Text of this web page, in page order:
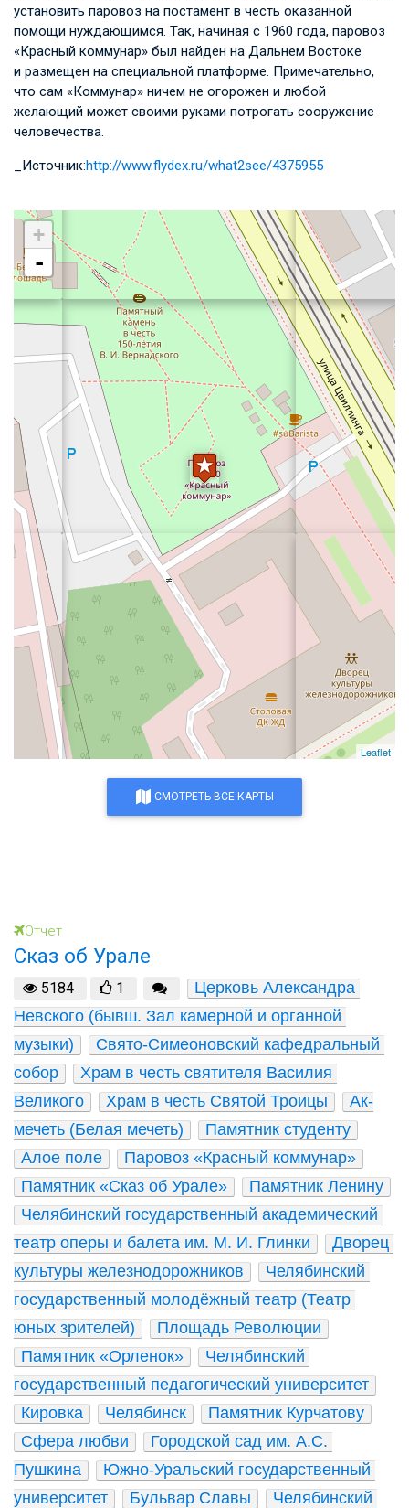
установить паровоз на постамент в честь оказанной
помощи нуждающимся. Так, начиная с 1960 года, паровоз
«Красный коммунар» был найден на Дальнем Востоке
и размещен на специальной платформе. Примечательно,
что сам «Коммунар» ничем не огорожен и любой
желающий может своими руками потрогать сооружение
человечества.
_Источник:http://www.flydex.ru/what2see/4375955
+
-
Leaflet
СМОТРЕТЬ ВСЕ КАРТЫ
Отчет
Сказ об Урале
5184 1
Церковь Александра
Невского (бывш. Зал камерной и органной
музыки)
Свято-Симеоновский кафедральный
собор
Храм в честь святителя Василия
Великого
Храм в честь Святой Троицы
Ак-
мечеть (Белая мечеть)
Памятник студенту
Алое поле
Паровоз «Красный коммунар»
Памятник «Сказ об Урале»
Памятник Ленину
Челябинский государственный академический
театр оперы и балета им. М. И. Глинки
Дворец
культуры железнодорожников
Челябинский
государственный молодёжный театр (Театр
юных зрителей)
Площадь Революции
Памятник «Орленок»
Челябинский
государственный педагогический университет
Кировка
Челябинск
Памятник Курчатову
Сфера любви
Городской сад им. А.С.
Пушкина
Южно-Уральский государственный
университет
Бульвар Славы Челябинский